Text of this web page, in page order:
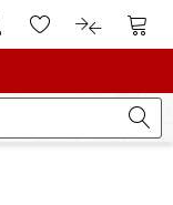
asiakastilille
Tästä toivelistalle.
Tästä